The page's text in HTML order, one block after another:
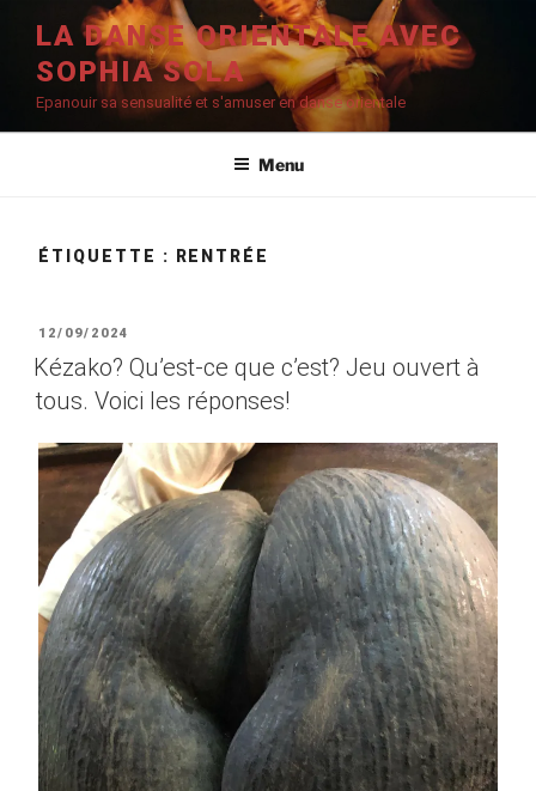
contenu
principal
LA DANSE ORIENTALE AVEC
SOPHIA SOLA
Epanouir sa sensualité et s'amuser en danse orientale
Menu
ÉTIQUETTE : RENTRÉE
PUBLIÉ
LE
12/09/2024
Kézako? Qu’est-ce que c’est? Jeu ouvert à
tous. Voici les réponses!